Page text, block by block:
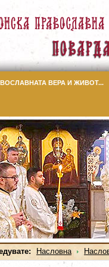
ВЕРА И ЖИВОТ...
Насловна